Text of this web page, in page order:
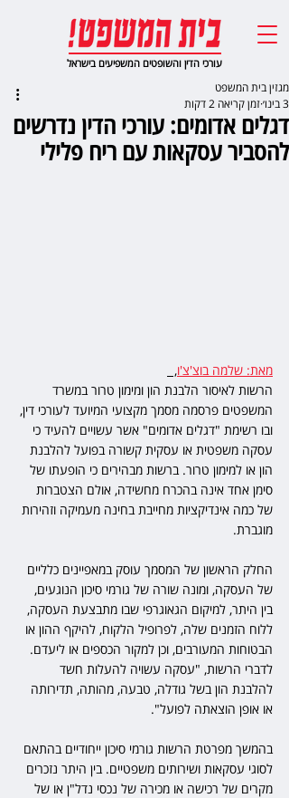
עורכי הדין והשופטים המשפיעים בישראל
דגלים אדומים: עורכי הדין נדרשים
להסביר עסקאות עם ריח פלילי
מגזין בית המשפט
3 בינו׳
זמן קריאה 2 דקות
מאת: שלמה בוצ'צ'ו,
הרשות לאיסור הלבנת הון ומימון טרור במשרד
המשפטים פרסמה מסמך מקצועי המיועד לעורכי דין,
ובו רשימת "דגלים אדומים" אשר עשויים להעיד כי
עסקה משפטית או עסקית קשורה בפועל להלבנת
הון או למימון טרור. ברשות מבהירים כי הופעתו של
סימן אחד אינה בהכרח מחשידה, אולם הצטברות
של כמה אינדיקציות מחייבת בחינה מעמיקה וזהירות
מוגברת.
החלק הראשון של המסמך עוסק במאפיינים כלליים
של העסקה, ומונה שורה של גורמי סיכון הנוגעים,
בין היתר, למיקום הגאוגרפי שבו מתבצעת העסקה,
ללוח הזמנים שלה, לפרופיל הלקוח, להיקף ההון או
הבטוחות המעורבים, וכן למקור הכספים או ליעדם.
לדברי הרשות, "עסקה עשויה להעלות חשד
להלבנת הון בשל גודלה, טבעה, מהותה, תדירותה
או אופן הוצאתה לפועל".
בהמשך מפרטת הרשות גורמי סיכון ייחודיים בהתאם
לסוגי עסקאות ושירותים משפטיים. בין היתר נזכרים
מקרים של רכישה או מכירה של נכסי נדל"ן או של